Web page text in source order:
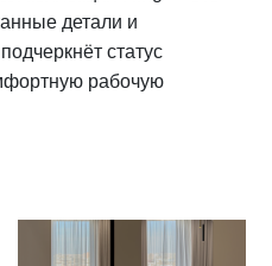
детали и
статус
рабочую